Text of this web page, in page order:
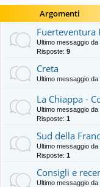
Argomenti
Fuerteventura
Ultimo messaggio da
Risposte: 9
Creta
Ultimo messaggio da
La Chiappa -
Ultimo messaggio da
Risposte: 1
Sud della
Ultimo messaggio da
Risposte: 1
Consigli e
Ultimo messaggio da